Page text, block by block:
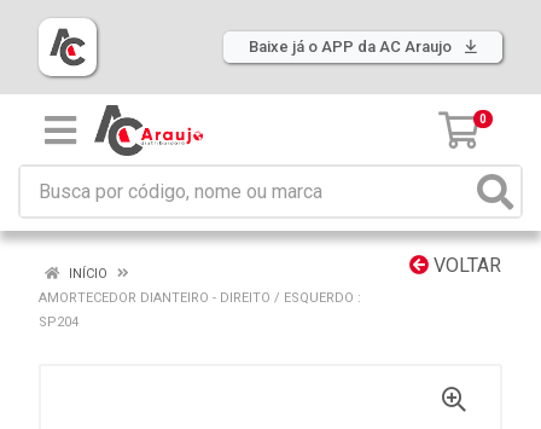
Baixe já o APP da AC Araujo
0
VOLTAR
INÍCIO
AMORTECEDOR DIANTEIRO - DIREITO / ESQUERDO :
SP204